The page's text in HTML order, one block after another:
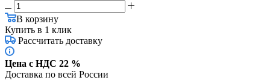
В корзину
Купить в 1 клик
Рассчитать доставку
Цена с НДС 22 %
Доставка по всей России